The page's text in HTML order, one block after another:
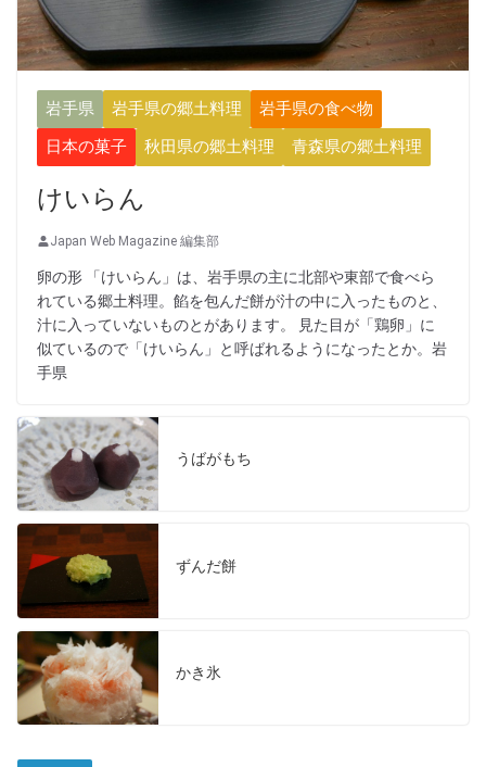
岩手県 岩手県の郷土料理
岩手県の食べ物
日本の菓子
秋田県の郷土料理 青森県の郷土料理
けいらん
Japan Web Magazine 編集部
卵の形 「けいらん」は、岩手県の主に北部や東部で食べら
れている郷土料理。餡を包んだ餅が汁の中に入ったものと、
汁に入っていないものとがあります。 見た目が「鶏卵」に
似ているので「けいらん」と呼ばれるようになったとか。岩
手県
うばがもち
ずんだ餅
かき氷